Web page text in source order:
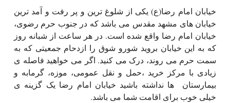
خیابان امام رضا(ع) یکی از شلوغ ترین و پر رفت و آمد ترین
خیابان های مشهد مقدس می باشد که در جنوب حرم رضوی،
خیابان امام رضا واقع شده است. در هر ساعت از شبانه روز
که به این خیابان بروید شورو شوق را ازدحام جمعیتی که به
سمت حرم می روند، درک می کنید. اگر می خواهید فاصله ی
زیادی با مرکز خرید ،حمل و نقل عمومی، موزه، گرمابه و
بیمارستان ها نداشته باشید خیابان امام رضا یک گزینه ی
خیلی خوب برای اقامت شما می باشد.